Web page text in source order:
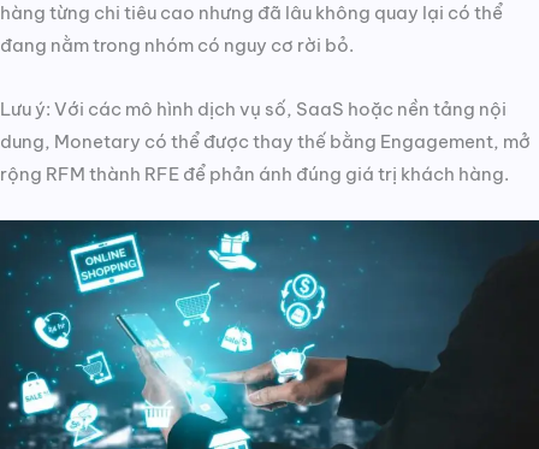
hàng từng chi tiêu cao nhưng đã lâu không quay lại có thể
đang nằm trong nhóm có nguy cơ rời bỏ.
Lưu ý: Với các mô hình dịch vụ số, SaaS hoặc nền tảng nội
dung, Monetary có thể được thay thế bằng Engagement, mở
rộng RFM thành RFE để phản ánh đúng giá trị khách hàng.